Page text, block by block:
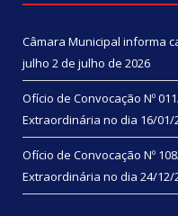
Câmara Municipal informa
julho 2 de julho de 2026
Ofício de Convocação Nº
Extraordinária no dia 16/01/
Ofício de Convocação Nº
Extraordinária no dia 24/12/